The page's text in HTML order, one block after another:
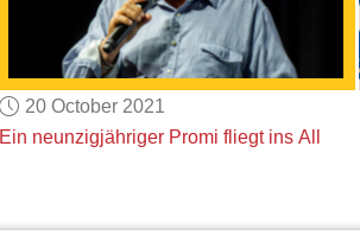
20 October 2021
Ein neunzigjähriger Promi fliegt ins All